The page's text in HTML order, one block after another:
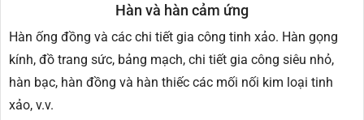
Hàn và hàn cảm ứng
Hàn ống đồng và các chi tiết gia công tinh xảo. Hàn gọng
kính, đồ trang sức, bảng mạch, chi tiết gia công siêu nhỏ,
hàn bạc, hàn đồng và hàn thiếc các mối nối kim loại tinh
xảo, v.v.